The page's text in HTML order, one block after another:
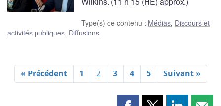
Type(s) de contenu : Médias, Discours et
activités publiques, Diffusions
« Précédent 1 2 3 4 5 Suivant »